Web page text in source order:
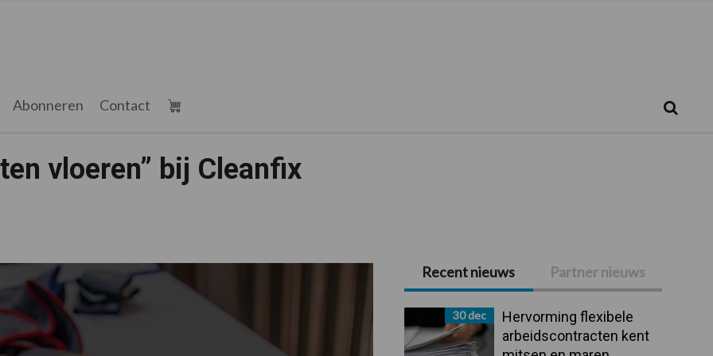
Abonneren Contact
vloeren” bij Cleanfix
Primaire
Sidebar
Recent nieuws Partner nieuws
30 dec
Hervorming flexibele
arbeidscontracten kent